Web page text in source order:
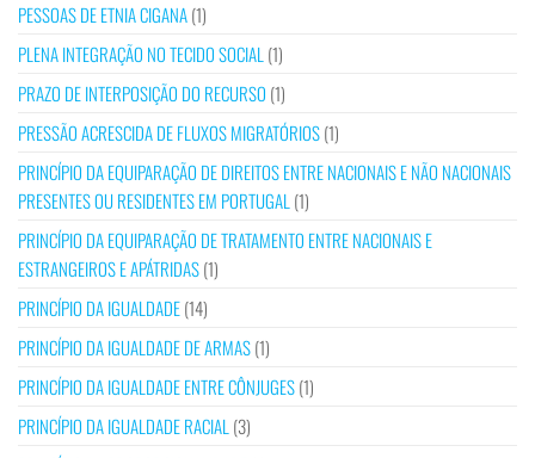
PESSOAS DE ETNIA CIGANA(1)
PLENA INTEGRAÇÃO NO TECIDO SOCIAL (1)
PRAZO DE INTERPOSIÇÃO DO RECURSO (1)
PRESSÃO ACRESCIDA DE FLUXOS MIGRATÓRIOS(1)
PRINCÍPIO DA EQUIPARAÇÃO DE DIREITOS ENTRE NACIONAIS E NÃO NACIONAIS
PRESENTES OU RESIDENTES EM PORTUGAL (1)
PRINCÍPIO DA EQUIPARAÇÃO DE TRATAMENTO ENTRE NACIONAIS E
ESTRANGEIROS E APÁTRIDAS(1)
PRINCÍPIO DA IGUALDADE(14)
PRINCÍPIO DA IGUALDADE DE ARMAS(1)
PRINCÍPIO DA IGUALDADE ENTRE CÔNJUGES(1)
PRINCÍPIO DA IGUALDADE RACIAL (3)